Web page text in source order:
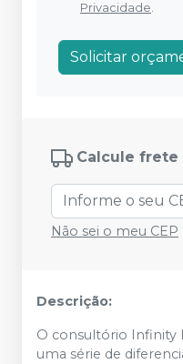
Privacidade.
Solicitar
Calcule frete
Não sei o meu CEP
Descrição:
O consultório Infinity
uma série de